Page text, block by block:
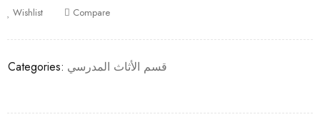
Wishlist Compare
Categories: قسم الأثاث المدرسي